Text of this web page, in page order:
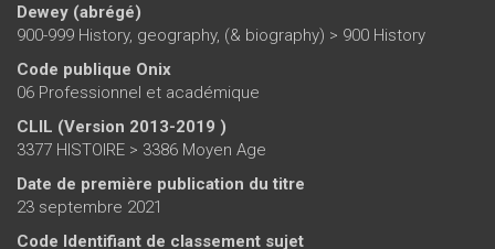
Dewey (abrégé)
900-999 History, geography, (& biography) > 900 History
Code publique Onix
06 Professionnel et académique
CLIL (Version 2013-2019 )
3377 HISTOIRE > 3386 Moyen Age
Date de première publication du titre
23 septembre 2021
Code Identifiant de classement sujet